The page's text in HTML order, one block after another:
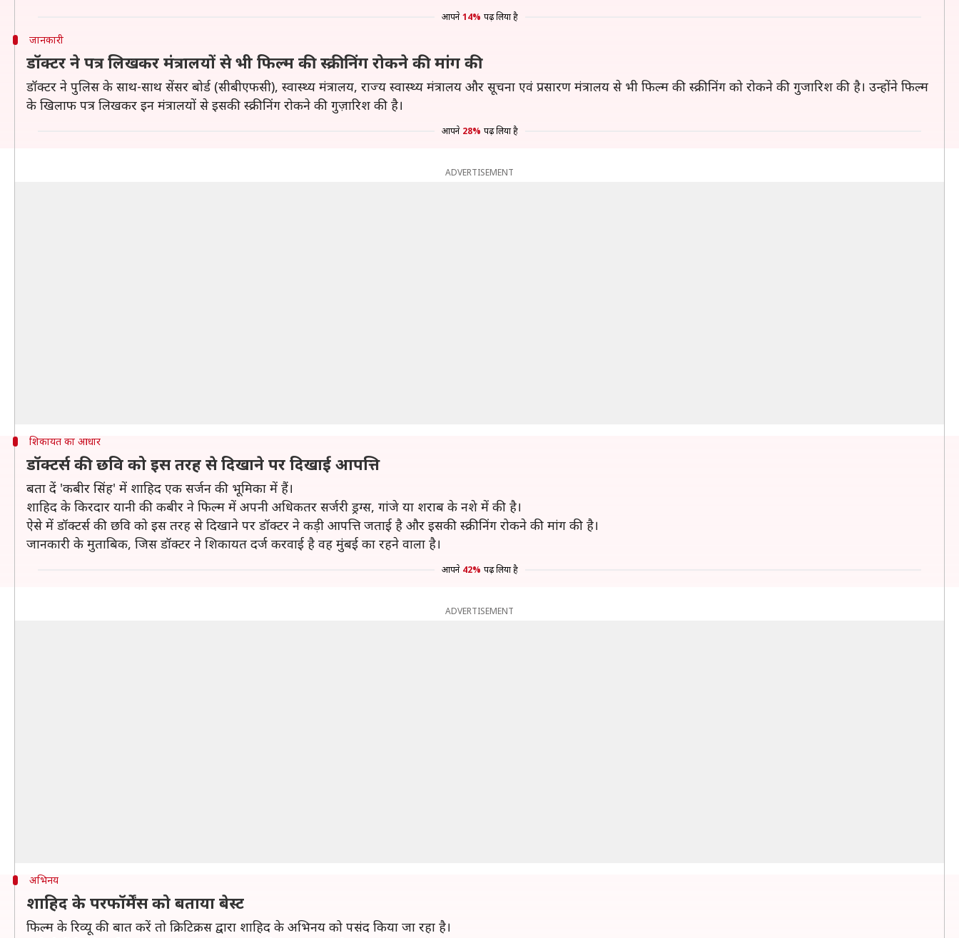
आपने 14% पढ़ लिया है
जानकारी
डॉक्टर ने पत्र लिखकर मंत्रालयों से भी फिल्म की स्क्रीनिंग रोकने की मांग की
डॉक्टर ने पुलिस के साथ-साथ सेंसर बोर्ड (सीबीएफसी), स्वास्थ्य मंत्रालय, राज्य स्वास्थ्य मंत्रालय और सूचना एवं प्रसारण मंत्रालय से भी फिल्म की स्क्रीनिंग को रोकने की गुजारिश की है। उन्होंने फिल्म
के खिलाफ पत्र लिखकर इन मंत्रालयों से इसकी स्क्रीनिंग रोकने की गुज़ारिश की है।
आपने 28% पढ़ लिया है
ADVERTISEMENT
शिकायत का आधार
डॉक्टर्स की छवि को इस तरह से दिखाने पर दिखाई आपत्ति
बता दें 'कबीर सिंह' में शाहिद एक सर्जन की भूमिका में हैं।
शाहिद के किरदार यानी की कबीर ने फिल्म में अपनी अधिकतर सर्जरी ड्रग्स, गांजे या शराब के नशे में की है।
ऐसे में डॉक्टर्स की छवि को इस तरह से दिखाने पर डॉक्टर ने कड़ी आपत्ति जताई है और इसकी स्क्रीनिंग रोकने की मांग की है।
जानकारी के मुताबिक, जिस डॉक्टर ने शिकायत दर्ज करवाई है वह मुंबई का रहने वाला है।
आपने 42% पढ़ लिया है
ADVERTISEMENT
अभिनय
शाहिद के परफॉर्मेंस को बताया बेस्ट
फिल्म के रिव्यू की बात करें तो क्रिटिक्रस द्वारा शाहिद के अभिनय को पसंद किया जा रहा है।